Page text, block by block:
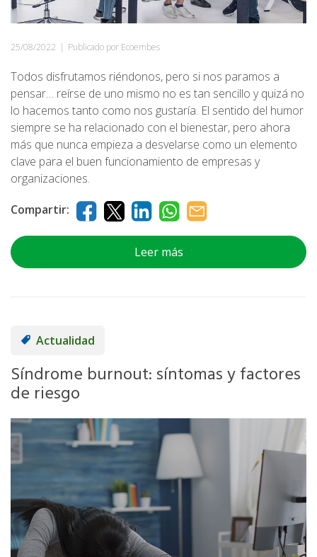
25/08/2022 | Publicado por Ecoembes
Todos disfrutamos riéndonos, pero si nos paramos a
pensar… reírse de uno mismo no es tan sencillo y quizá no
lo hacemos tanto como nos gustaría. El sentido del humor
siempre se ha relacionado con el bienestar, pero ahora
más que nunca empieza a desvelarse como un elemento
clave para el buen funcionamiento de empresas y
organizaciones.
Compartir:
Leer más
Actualidad
Síndrome burnout: síntomas y factores
de riesgo